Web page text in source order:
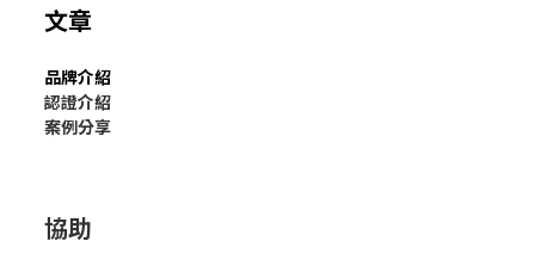
文章
品牌介紹
認證介紹
案例分享
協助